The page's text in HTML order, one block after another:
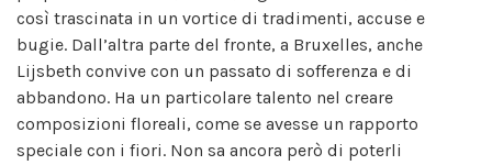
così trascinata in un vortice di tradimenti, accuse e
bugie. Dall’altra parte del fronte, a Bruxelles, anche
Lijsbeth convive con un passato di sofferenza e di
abbandono. Ha un particolare talento nel creare
composizioni floreali, come se avesse un rapporto
speciale con i fiori. Non sa ancora però di poterli